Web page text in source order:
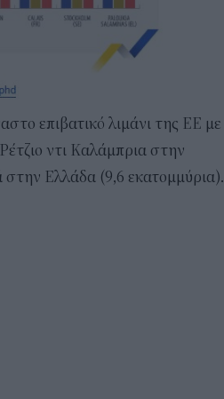
επιβατικό λιμάνι της ΕΕ με
ντι Καλάμπρια στην
στην Ελλάδα (9,6 εκατομμύρια).